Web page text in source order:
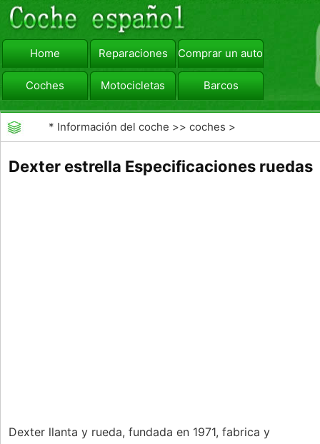
Home Reparaciones Comprar un automóvil
Coches Motocicletas Barcos
viajar Camiones
* Información del coche >>coches >
Dexter estrella Especificaciones ruedas
Dexter llanta y rueda, fundada en 1971, fabrica y